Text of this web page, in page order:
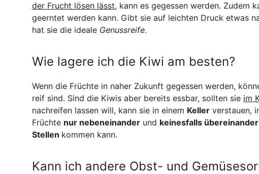
der Frucht lösen lässt, kann es gegessen werden. Zudem
geerntet werden kann. Gibt sie auf leichten Druck etwas
hat sie die ideale Genussreife.
Wie lagere ich die Kiwi am besten?
Wenn die Früchte in naher Zukunft gegessen werden,
reif sind. Sind die Kiwis aber bereits essbar, sollten sie im
nachreifen lassen will, kann sie in einem Keller verstauen,
Früchte nur nebeneinander und keinesfalls
Stellen kommen kann.
Kann ich andere Obst- und